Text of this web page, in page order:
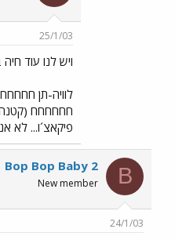
25/1/03
ויש לנו עוד
לוויה-תן
חחחחחח
פיקאצ´ו... לא
B
Bop Bop Baby 2
New member
24/1/03